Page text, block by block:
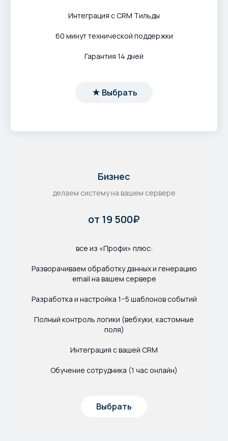
Интеграция с CRM Тильды
60 минут технической поддержки
Гарантия 14 дней
Выбрать
Бизнес
делаем систему на вашем сервере
от 19 500₽
все из «Профи» плюс:
Разворачиваем обработку данных и генерацию
email на вашем сервере
Разработка и настройка 1−5 шаблонов событий
Полный контроль логики (вебхуки, кастомные
поля)
Интеграция с вашей CRM
Обучение сотрудника (1 час онлайн)
Выбрать